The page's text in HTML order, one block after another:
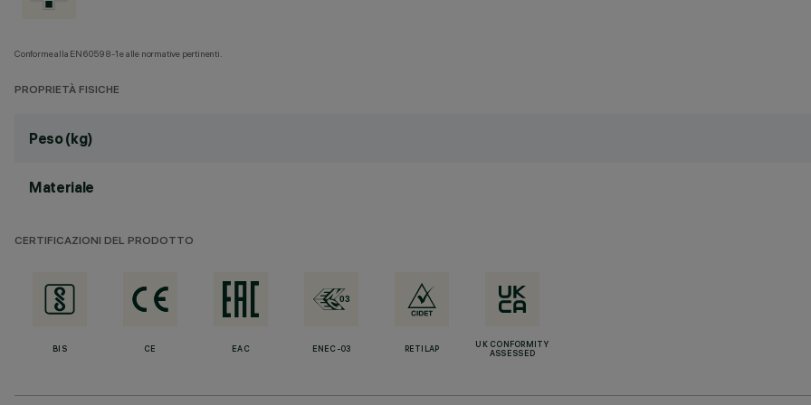
Conforme alla EN60598-1 e alle normative pertinenti.
PROPRIETÀ FISICHE
Peso (kg)
Materiale
CERTIFICAZIONI DEL PRODOTTO
BIS CE EAC ENEC-03 RETILAP
UK CONFORMITY
ASSESSED